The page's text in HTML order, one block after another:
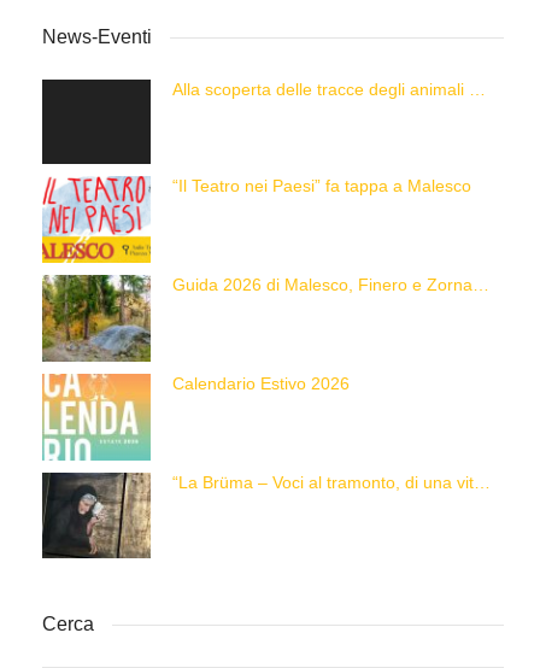
News-Eventi
Alla scoperta delle tracce degli animali delle Alpi con “Caccia alla Traccia!”
“Il Teatro nei Paesi” fa tappa a Malesco
Calendario Estivo 2026
Cerca